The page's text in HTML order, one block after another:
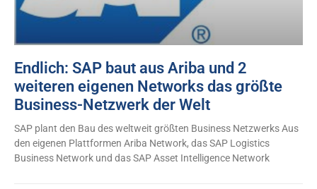
Endlich: SAP baut aus Ariba und 2
weiteren eigenen Networks das größte
Business-Netzwerk der Welt
SAP plant den Bau des weltweit größten Business Netzwerks Aus
den eigenen Plattformen Ariba Network, das SAP Logistics
Business Network und das SAP Asset Intelligence Network